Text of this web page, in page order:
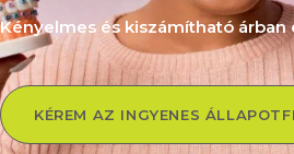
Kényelmes és kiszámítható árban
KÉREM AZ INGYENES